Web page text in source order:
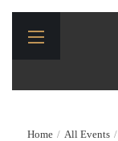
Home All Events